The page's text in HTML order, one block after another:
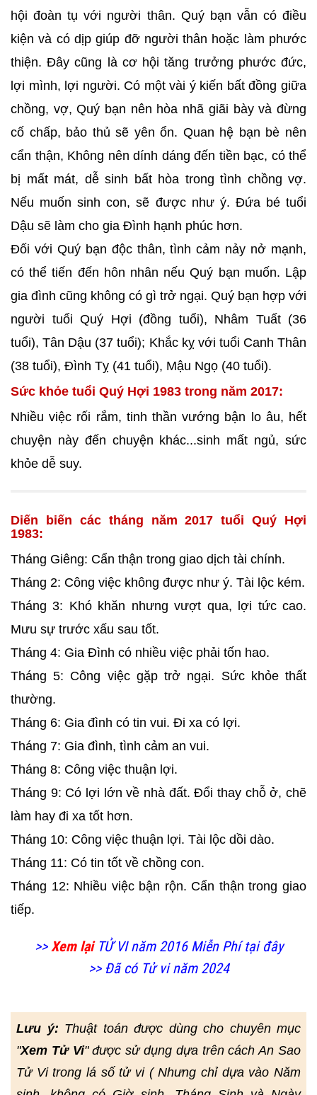
hội đoàn tụ với người thân. Quý bạn vẫn có điều
kiện và có dịp giúp đỡ người thân hoặc làm phước
thiện. Đây cũng là cơ hội tăng trưởng phước đức,
lợi mình, lợi người. Có một vài ý kiến bất đồng giữa
chồng, vợ, Quý bạn nên hòa nhã giãi bày và đừng
cố chấp, bảo thủ sẽ yên ổn. Quan hệ bạn bè nên
cẩn thận, Không nên dính dáng đến tiền bạc, có thể
bị mất mát, dễ sinh bất hòa trong tình chồng vợ.
Nếu muốn sinh con, sẽ được như ý. Đứa bé tuổi
Dậu sẽ làm cho gia Đình hạnh phúc hơn.
Đối với Quý bạn độc thân, tình cảm nảy nở mạnh,
có thể tiến đến hôn nhân nếu Quý bạn muốn. Lập
gia đình cũng không có gì trở ngại. Quý bạn hợp với
người tuổi Quý Hợi (đồng tuổi), Nhâm Tuất (36
tuổi), Tân Dậu (37 tuổi); Khắc kỵ với tuổi Canh Thân
(38 tuổi), Đình Tỵ (41 tuổi), Mậu Ngọ (40 tuổi).
Sức khỏe tuổi Quý Hợi 1983 trong năm 2017:
Nhiều việc rối rắm, tinh thần vướng bận lo âu, hết
chuyện này đến chuyện khác...sinh mất ngủ, sức
khỏe dễ suy.
Diến biến các tháng năm 2017 tuổi Quý Hợi
1983:
Tháng Giêng: Cẩn thận trong giao dịch tài chính.
Tháng 2: Công việc không được như ý. Tài lộc kém.
Tháng 3: Khó khăn nhưng vượt qua, lợi tức cao.
Mưu sự trước xấu sau tốt.
Tháng 4: Gia Đình có nhiều việc phải tốn hao.
Tháng 5: Công việc gặp trở ngại. Sức khỏe thất
thường.
Tháng 6: Gia đình có tin vui. Đi xa có lợi.
Tháng 7: Gia đình, tình cảm an vui.
Tháng 8: Công việc thuận lợi.
Tháng 9: Có lợi lớn về nhà đất. Đổi thay chỗ ở, chẽ
làm hay đi xa tốt hơn.
Tháng 10: Công việc thuận lợi. Tài lộc dồi dào.
Tháng 11: Có tin tốt về chồng con.
Tháng 12: Nhiều việc bận rộn. Cẩn thận trong giao
tiếp.
>>Xem lạiTỬ VI năm 2016 Miễn Phí tại đây
>> Đã có Tử vi năm 2024
Lưu ý: Thuật toán được dùng cho chuyên mục
"Xem Tử Vi" được sử dụng dựa trên cách An Sao
Tử Vi trong lá số tử vi ( Nhưng chỉ dựa vào Năm